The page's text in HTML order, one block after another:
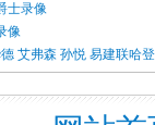
士录像
像
艾弗森 孙悦 易建联哈登